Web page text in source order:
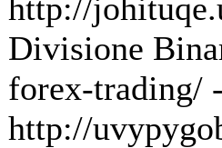
http://
Divisione
forex-trading/
http://